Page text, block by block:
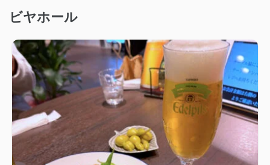
ビヤホール